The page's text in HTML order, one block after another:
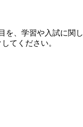
を、学習や入試に関
てください。